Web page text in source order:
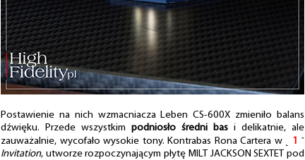
Postawienie na nich wzmacniacza Leben CS-600X zmieniło balans
dźwięku. Przede wszystkim podniosło średni bas i delikatnie, ale
zauważalnie, wycofało wysokie tony. Kontrabas Rona Cartera w ˻
1 ˺
Invitation, utworze rozpoczynającym płytę MILT JACKSON SEXTET pod